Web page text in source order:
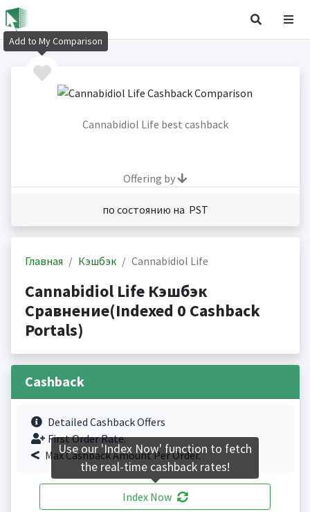
Cannabidiol Life best cashback
Offering by
по состоянию на PST
Главная Кэшбэк Cannabidiol Life
Cannabidiol Life Кэшбэк
Сравнение(Indexed 0 Cashback
Portals)
Cashback
Detailed Cashback Offers
First Order Rate.
Max Cashback Amount Per Order.
Index Now
Add to My Comparison
Use our 'Index Now' function to fetch
the real-time cashback rates!